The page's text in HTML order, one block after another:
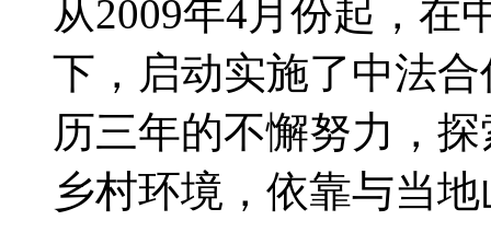
从2009年4月份起，在
下，启动实施了中法
历三年的不懈努力，
乡村环境，依靠与当